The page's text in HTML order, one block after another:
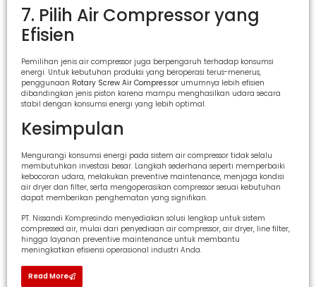
7. Pilih Air Compressor yang
Efisien
Pemilihan jenis air compressor juga berpengaruh terhadap konsumsi
energi. Untuk kebutuhan produksi yang beroperasi terus-menerus,
penggunaan Rotary Screw Air Compressor umumnya lebih efisien
dibandingkan jenis piston karena mampu menghasilkan udara secara
stabil dengan konsumsi energi yang lebih optimal.
Kesimpulan
Mengurangi konsumsi energi pada sistem air compressor tidak selalu
membutuhkan investasi besar. Langkah sederhana seperti memperbaiki
kebocoran udara, melakukan preventive maintenance, menjaga kondisi
air dryer dan filter, serta mengoperasikan compressor sesuai kebutuhan
dapat memberikan penghematan yang signifikan.
PT. Nissandi Kompresindo menyediakan solusi lengkap untuk sistem
compressed air, mulai dari penyediaan air compressor, air dryer, line filter,
hingga layanan preventive maintenance untuk membantu
meningkatkan efisiensi operasional industri Anda.
Read More